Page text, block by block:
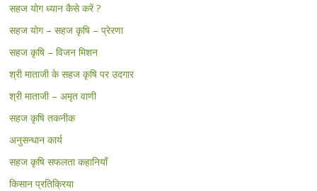
सहज योग ध्यान कैसे करें ?
सहज योग – सहज कृषि – प्रेरणा
सहज कृषि – विजन मिशन
श्री माताजी के सहज कृषि पर उदगार
श्री माताजी – अमृत वाणी
सहज कृषि तकनीक
अनुसन्धान कार्य
सहज कृषि सफलता कहानियाँ
किसान प्रतिक्रिया